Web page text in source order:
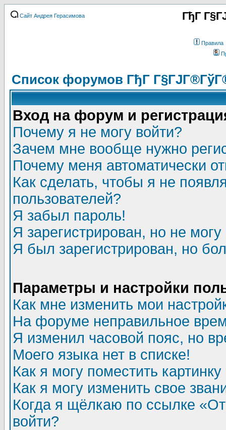
Сайт Андрея Герасимова ГђГ
Правила
Список форумов ГђГ
Вход на форум и
Почему я не могу войти?
Зачем мне вообще нужно
Почему меня автоматически
Как сделать, чтобы я не
пользователей?
Я забыл пароль!
Я зарегистрирован, но не могу
Я был зарегистрирован, но
Параметры и настройки
Как мне изменить мои
На форуме неправильное
Я изменил часовой пояс, но
Моего языка нет в списке!
Как я могу поместить
Как я могу изменить свое
Когда я щёлкаю по ссылке
войти?